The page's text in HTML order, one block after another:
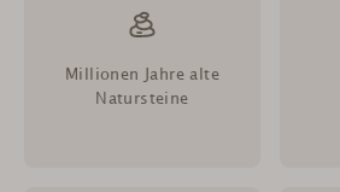
Millionen Jahre alte
Natursteine